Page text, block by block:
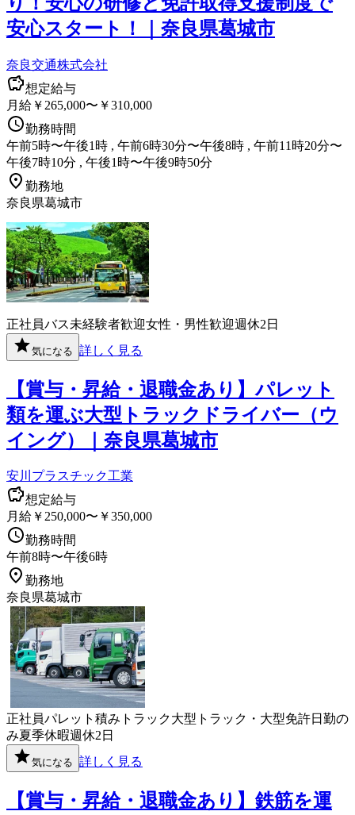
安心スタート！｜奈良県葛城市
奈良交通株式会社
想定給与
月給￥265,000〜￥310,000
勤務時間
午前5時〜午後1時 , 午前6時30分〜午後8時 , 午前11時20分〜
午後7時10分 , 午後1時〜午後9時50分
勤務地
奈良県葛城市
正社員バス未経験者歓迎女性・男性歓迎週休2日
気になる 詳しく見る
【賞与・昇給・退職金あり】パレット
類を運ぶ大型トラックドライバー（ウ
イング）｜奈良県葛城市
安川プラスチック工業
想定給与
月給￥250,000〜￥350,000
勤務時間
午前8時〜午後6時
勤務地
奈良県葛城市
正社員パレット積み トラック大型トラック・大型免許日勤の
み夏季休暇週休2日
気になる 詳しく見る
【賞与・昇給・退職金あり】鉄筋を運